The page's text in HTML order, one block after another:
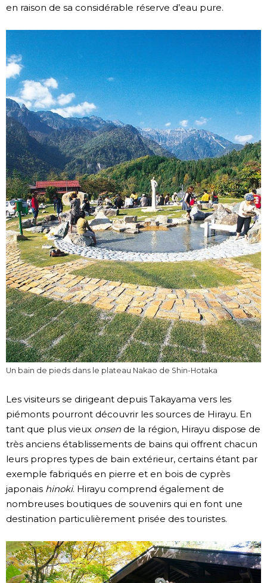
en raison de sa considérable réserve d’eau pure.
Un bain de pieds dans le plateau Nakao de Shin-Hotaka
Les visiteurs se dirigeant depuis Takayama vers les
piémonts pourront découvrir les sources de Hirayu. En
tant que plus vieux onsen de la région, Hirayu dispose de
très anciens établissements de bains qui offrent chacun
leurs propres types de bain extérieur, certains étant par
exemple fabriqués en pierre et en bois de cyprès
japonais hinoki. Hirayu comprend également de
nombreuses boutiques de souvenirs qui en font une
destination particulièrement prisée des touristes.